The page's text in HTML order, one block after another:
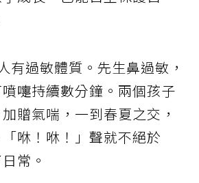
有過敏體質。先生鼻過敏，
嚏持續數分鐘。兩個孩子
贈氣喘，一到春夏之交，
咻！咻！」聲就不絕於
常。